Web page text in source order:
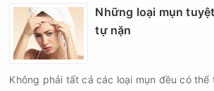
Những loại mụn
tự nặn
Không phải tất cả các loại mụn đều có thể